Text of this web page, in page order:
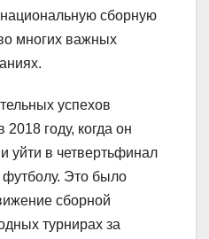
сборную
многих важных
успехов
году, когда он
уйти в четвертьфинал
Это было
сборной
турнирах за